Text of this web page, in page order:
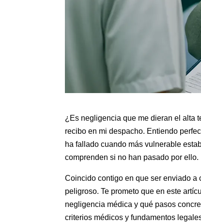
¿Es negligencia que me dieran el alta
recibo en mi despacho. Entiendo
ha fallado cuando más vulnerable
comprenden si no han pasado por ello.
Coincido contigo en que ser enviado
peligroso. Te prometo que en este
negligencia médica y qué pasos
criterios médicos y fundamentos